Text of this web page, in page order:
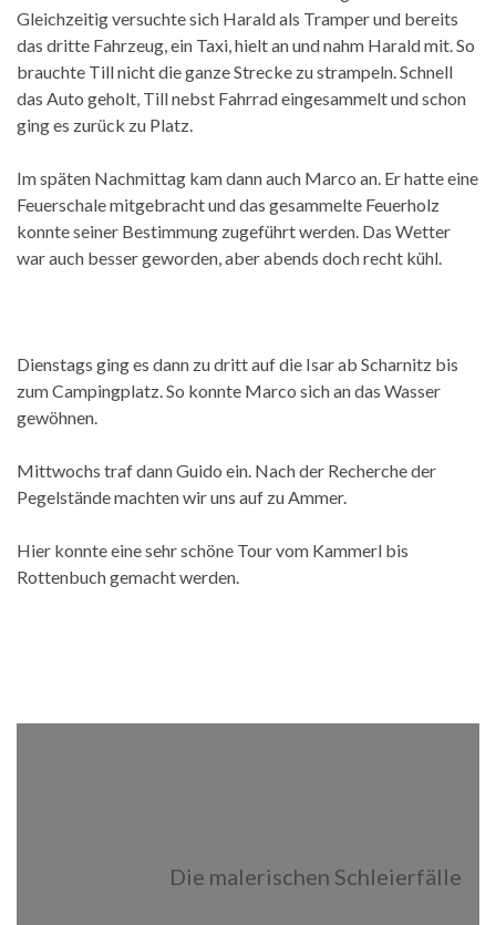
Gleichzeitig versuchte sich Harald als Tramper und bereits
das dritte Fahrzeug, ein Taxi, hielt an und nahm Harald mit. So
brauchte Till nicht die ganze Strecke zu strampeln. Schnell
das Auto geholt, Till nebst Fahrrad eingesammelt und schon
ging es zurück zu Platz.
Im späten Nachmittag kam dann auch Marco an. Er hatte eine
Feuerschale mitgebracht und das gesammelte Feuerholz
konnte seiner Bestimmung zugeführt werden. Das Wetter
war auch besser geworden, aber abends doch recht kühl.
Dienstags ging es dann zu dritt auf die Isar ab Scharnitz bis
zum Campingplatz. So konnte Marco sich an das Wasser
gewöhnen.
Mittwochs traf dann Guido ein. Nach der Recherche der
Pegelstände machten wir uns auf zu Ammer.
Hier konnte eine sehr schöne Tour vom Kammerl bis
Rottenbuch gemacht werden.
Die malerischen Schleierfälle